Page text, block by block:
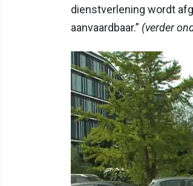
dienstverlening wordt
aanvaardbaar.” (verder